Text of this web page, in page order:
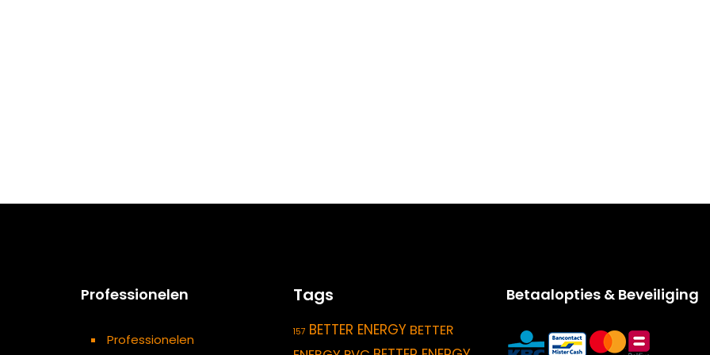
Professionelen
Professionelen
Tags
157 BETTER ENERGY BETTER
Betaalopties & Beveiliging